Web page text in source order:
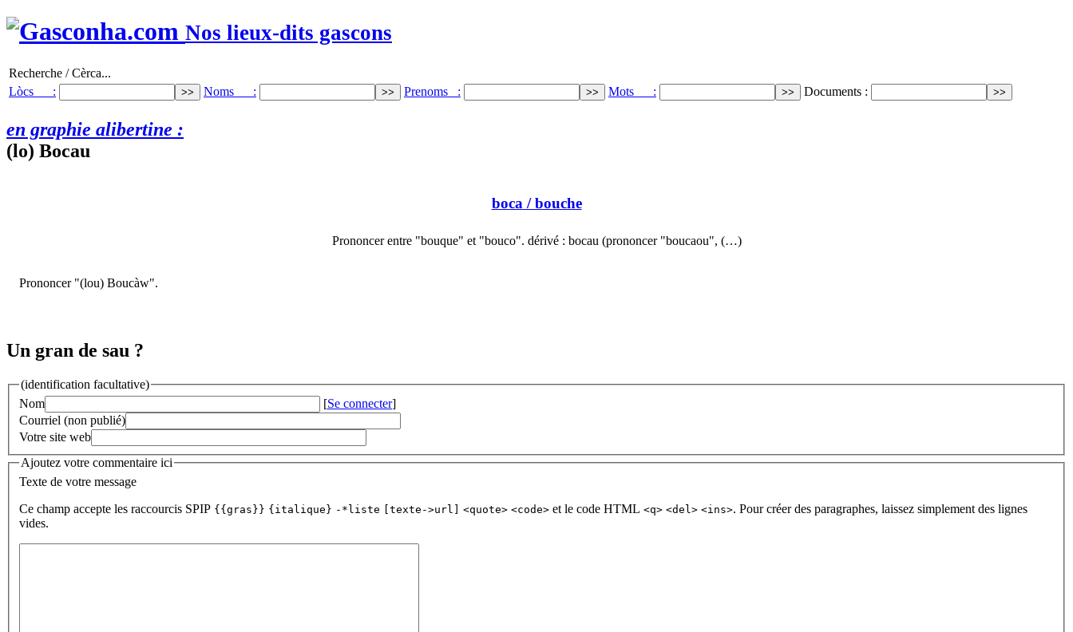
Nos lieux-dits gascons
Recherche / Cèrca...
Lòcs :
Noms : Prenoms : Mots : Documents :
en graphie alibertine :
(lo) Bocau
boca/ bouche
Prononcer entre "bouque" et "bouco". dérivé : bocau (prononcer "boucaou", (…)
Prononcer "(lou) Boucàw".
Un gran de sau ?
(identification facultative)
Nom
[Se connecter]
Courriel (non publié)
Votre site web
Ajoutez votre commentaire ici
Texte de votre message
Ce champ accepte les raccourcis SPIP {{gras}} {italique} -*liste [texte->url] <quote> <code> et le code HTML <q> <del> <ins>. Pour créer des paragraphes, laissez simplement des lignes
vides.